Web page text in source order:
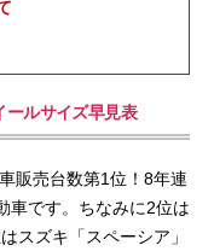
ールサイズ早見表
販売台数第1位！8年連
車です。ちなみに2位は
スズキ「スペーシア」